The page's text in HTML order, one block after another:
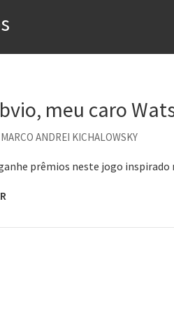
Contardo Calligaris prega
Os causos de Jorge Luis
meu caro
MARCO ANDREI KICHALOWSKY
prêmios neste jogo